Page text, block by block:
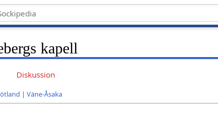
kapell
Diskussion
|Väne-Åsaka